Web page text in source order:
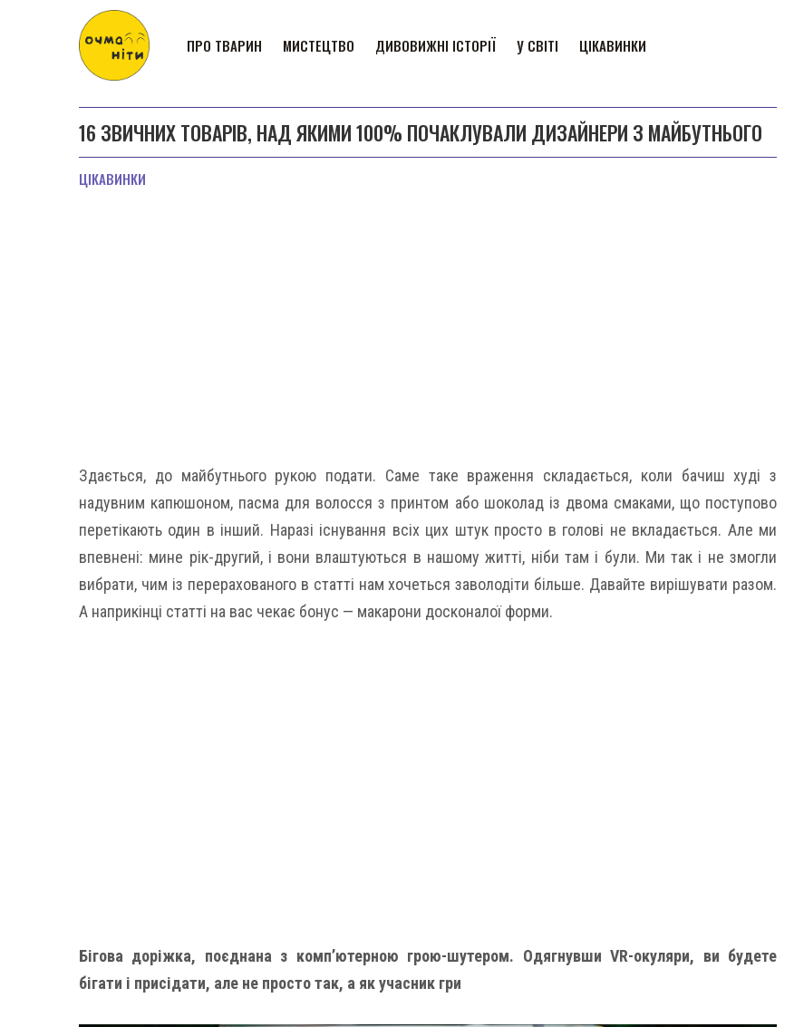
ПРО ТВАРИН МИСТЕЦТВО ДИВОВИЖНІ ІСТОРІЇ У СВІТІ ЦІКАВИНКИ
16 ЗВИЧНИХ ТОВАРІВ, НАД ЯКИМИ 100% ПОЧАКЛУВАЛИ ДИЗАЙНЕРИ З МАЙБУТНЬОГО
ЦІКАВИНКИ
Здається, до майбутнього рукою подати. Саме таке враження складається, коли бачиш худі з
надувним капюшоном, пасма для волосся з принтом або шоколад із двома смаками, що поступово
перетікають один в інший. Наразі існування всіх цих штук просто в голові не вкладається. Але ми
впевнені: мине рік-другий, і вони влаштуються в нашому житті, ніби там і були. Ми так і не змогли
вибрати, чим із перерахованого в статті нам хочеться заволодіти більше. Давайте вирішувати разом.
А наприкінці статті на вас чекає бонус — макарони досконалої форми.
Бігова доріжка, поєднана з комп’ютерною грою-шутером. Одягнувши VR-окуляри, ви будете
бігати і присідати, але не просто так, а як учасник гри